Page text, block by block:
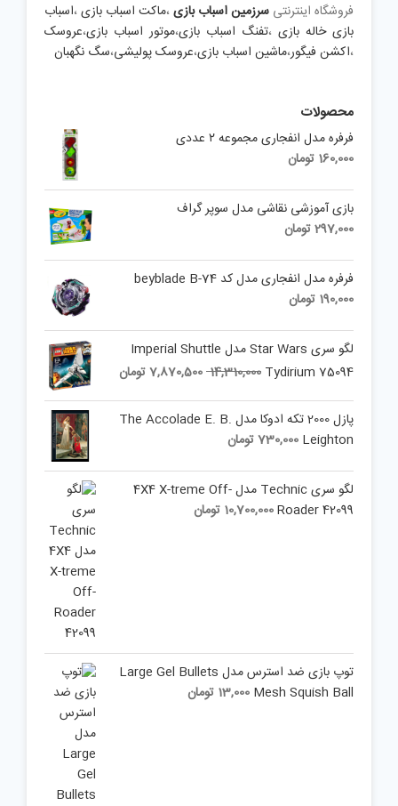
فروشگاه اینترنتی سرزمین اسباب بازی،ماکت اسباب بازی،اسباب
بازی خاله بازی ،تفنگ اسباب بازی،موتور اسباب بازی،عروسک
،اکشن فیگور،ماشین اسباب بازی،عروسک پولیشی،سگ نگهبان
محصولات
فرفره مدل انفجاری مجموعه ۲ عددی
160,000 تومان
بازی آموزشی نقاشی مدل سوپر گراف
297,000تومان
فرفره مدل انفجاری مدل کد beyblade B-74
190,000 تومان
لگو سری Star Wars مدل Imperial Shuttle
Tydirium 75094
14,310,000
Original
was:
7,870,500تومان Current
7,870,500 تومان. پازل 2000 تکه ادوکا مدل The Accolade E. B.
Leighton
730,000تومان
لگو سری Technic مدل 4X4 X-treme Off-
Roader 42099
10,700,000 تومان
توپ بازی ضد استرس مدل Large Gel Bullets
Mesh Squish Ball
13,000 تومان